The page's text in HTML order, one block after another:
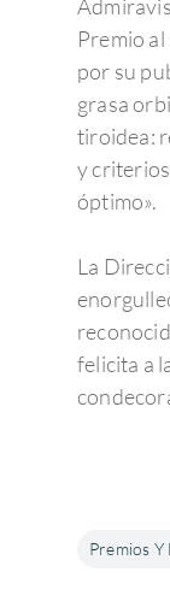
Premio
por su
grasa
tiroidea:
y
óptimo».
La
felicita a
Premios